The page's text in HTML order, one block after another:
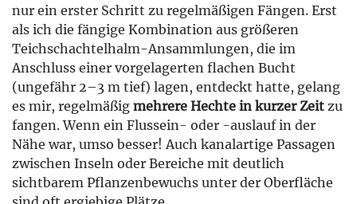
nur ein erster Schritt zu regelmäßigen Fängen. Erst
als ich die fängige Kombination aus größeren
Teichschachtelhalm-Ansammlungen, die im
Anschluss einer vorgelagerten flachen Bucht
(ungefähr 2–3 m tief) lagen, entdeckt hatte, gelang
es mir, regelmäßig mehrere Hechte in kurzer Zeit zu
fangen. Wenn ein Flussein- oder -auslauf in der
Nähe war, umso besser! Auch kanalartige Passagen
zwischen Inseln oder Bereiche mit deutlich
sichtbarem Pflanzenbewuchs unter der Oberfläche